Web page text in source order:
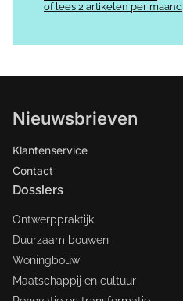
of lees 2 artikelen per maand
Nieuwsbrieven
Klantenservice
Contact
Dossiers
Ontwerppraktijk
Duurzaam bouwen
Woningbouw
Maatschappij en cultuur